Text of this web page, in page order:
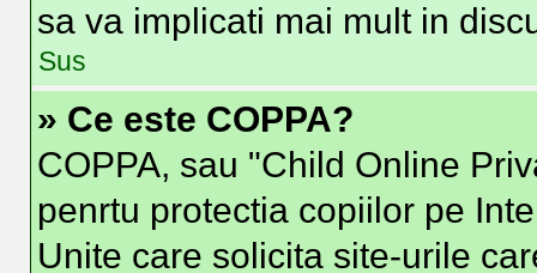
sa va implicati mai mult in
Sus
» Ce este COPPA?
COPPA, sau "Child Online
penrtu protectia copiilor pe
Unite care solicita site-urile